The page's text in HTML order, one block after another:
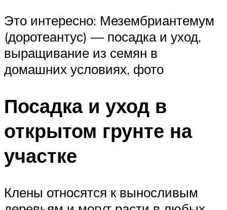
Это интересно: Мезембриантемум
(доротеантус) — посадка и уход,
выращивание из семян в
домашних условиях, фото
Посадка и уход в
открытом грунте на
участке
Клены относятся к выносливым